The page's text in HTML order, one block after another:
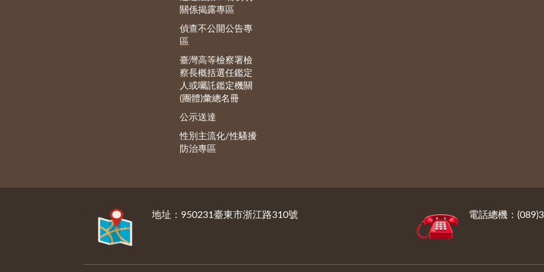
關係揭露專區
偵查不公開公告專
區
臺灣高等檢察署檢
察長概括選任鑑定
人或囑託鑑定機關
(團體)彙總名冊
公示送達
性別主流化/性騷擾
防治專區
地址：950231臺東市浙江路310號 電話總機：